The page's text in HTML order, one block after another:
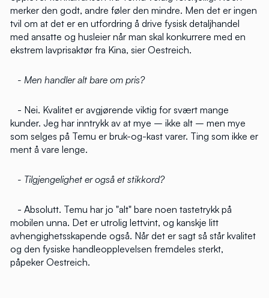
merker den godt, andre føler den mindre. Men det er ingen
tvil om at det er en utfordring å drive fysisk detaljhandel
med ansatte og husleier når man skal konkurrere med en
ekstrem lavprisaktør fra Kina, sier Oestreich.
- Men handler alt bare om pris?
- Nei. Kvalitet er avgjørende viktig for svært mange
kunder. Jeg har inntrykk av at mye – ikke alt – men mye
som selges på Temu er bruk-og-kast varer. Ting som ikke er
ment å vare lenge.
- Tilgjengelighet er også et stikkord?
- Absolutt. Temu har jo "alt" bare noen tastetrykk på
mobilen unna. Det er utrolig lettvint, og kanskje litt
avhengighetsskapende også. Når det er sagt så står kvalitet
og den fysiske handleopplevelsen fremdeles sterkt,
påpeker Oestreich.